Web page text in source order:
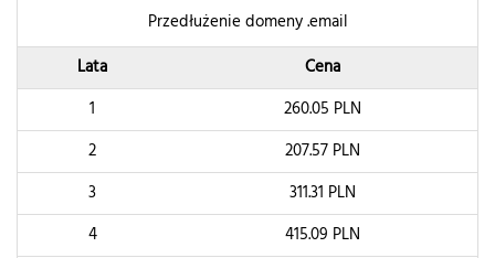
Przedłużenie domeny .email
Lata
Cena
1
260.05 PLN
2
207.57PLN
3
311.31 PLN
4
415.09 PLN